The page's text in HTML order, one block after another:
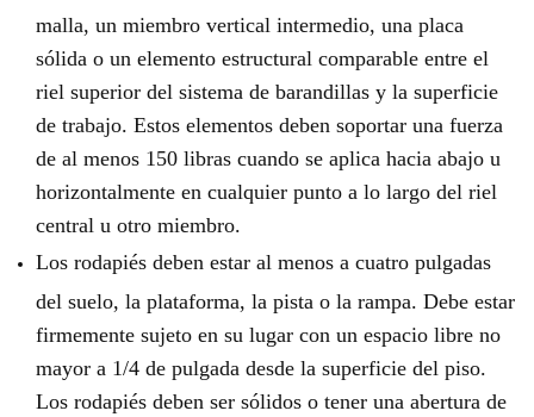
malla, un miembro vertical intermedio, una placa
sólida o un elemento estructural comparable entre el
riel superior del sistema de barandillas y la superficie
de trabajo. Estos elementos deben soportar una fuerza
de al menos 150 libras cuando se aplica hacia abajo u
horizontalmente en cualquier punto a lo largo del riel
central u otro miembro.
Los rodapiés deben estar al menos a cuatro pulgadas
del suelo, la plataforma, la pista o la rampa. Debe estar
firmemente sujeto en su lugar con un espacio libre no
mayor a 1/4 de pulgada desde la superficie del piso.
Los rodapiés deben ser sólidos o tener una abertura de